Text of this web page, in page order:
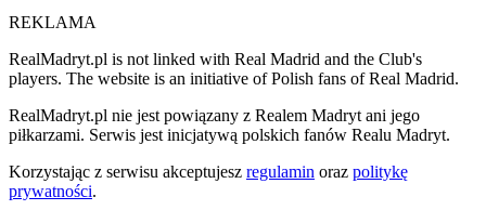
REKLAMA
RealMadryt.pl is not linked with Real Madrid and the Club's
players. The website is an initiative of Polish fans of Real Madrid.
RealMadryt.pl nie jest powiązany z Realem Madryt ani jego
piłkarzami. Serwis jest inicjatywą polskich fanów Realu Madryt.
Korzystając z serwisu akceptujesz regulamin oraz politykę
prywatności.